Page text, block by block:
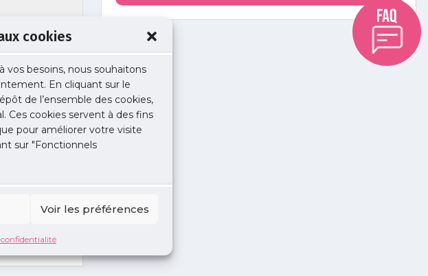
cookies
vos besoins, nous souhaitons
En cliquant sur le
de l’ensemble des cookies,
Ces cookies servent à des fins
pour améliorer votre visite
sur "Fonctionnels
Voir les préférences